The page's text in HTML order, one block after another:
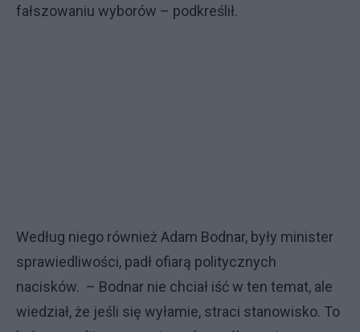
fałszowaniu wyborów – podkreślił.
Według niego również Adam Bodnar, były minister
sprawiedliwości, padł ofiarą politycznych
nacisków. – Bodnar nie chciał iść w ten temat, ale
wiedział, że jeśli się wyłamie, straci stanowisko. To